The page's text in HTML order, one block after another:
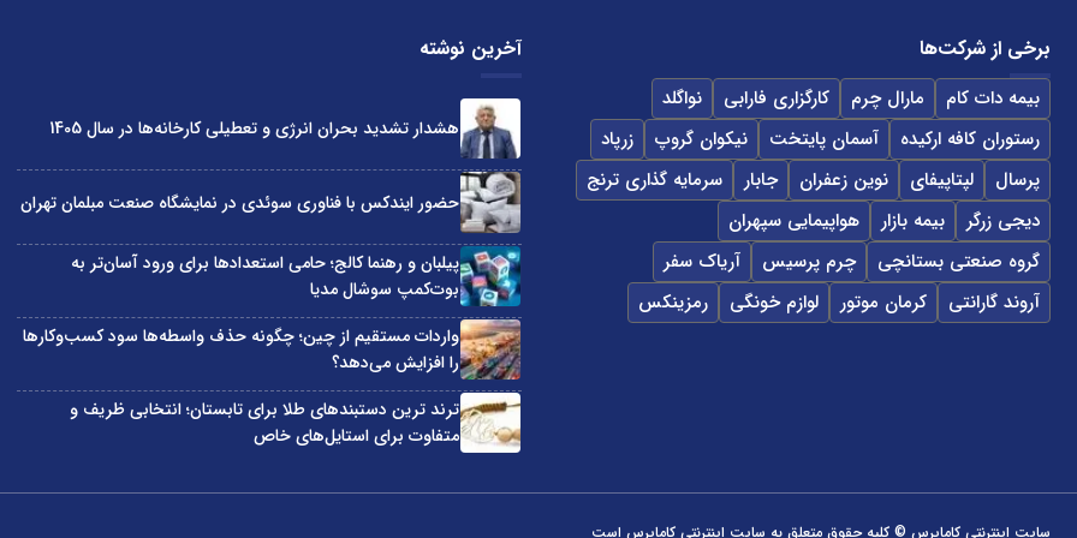
برخی از شرکت‌ها
بیمه دات کام مارال چرم کارگزاری فارابی
نواگلد
رستوران کافه ارکیده
آسمان پایتخت نیکوان گروپ
زرپاد
پرسال
لپتاپیفای نوین زعفران جابار
سرمایه گذاری ترنج
دیجی زرگر
بیمه بازار
هواپیمایی سپهران
گروه صنعتی بستانچی
چرم پرسیس
آریاک سفر
آروند گارانتی
کرمان موتور لوازم خونگی رمزینکس
آخرین نوشته
هشدار تشدید بحران انرژی و تعطیلی کارخانه‌ها در سال 1405
حضور ایندکس با فناوری سوئدی در نمایشگاه صنعت مبلمان تهران
پیلبان و رهنما کالج؛ حامی استعدادها برای ورود آسان‌تر به
بوت‌کمپ سوشال مدیا
واردات مستقیم از چین؛ چگونه حذف واسطه‌ها سود کسب‌وکارها
را افزایش می‌دهد؟
ترند ترین دستبندهای طلا برای تابستان؛ انتخابی ظریف و
متفاوت برای استایل‌های خاص
سایت اینترنتی کاماپرس © کلیه حقوق متعلق به سایت اینترنتی کاماپرس است